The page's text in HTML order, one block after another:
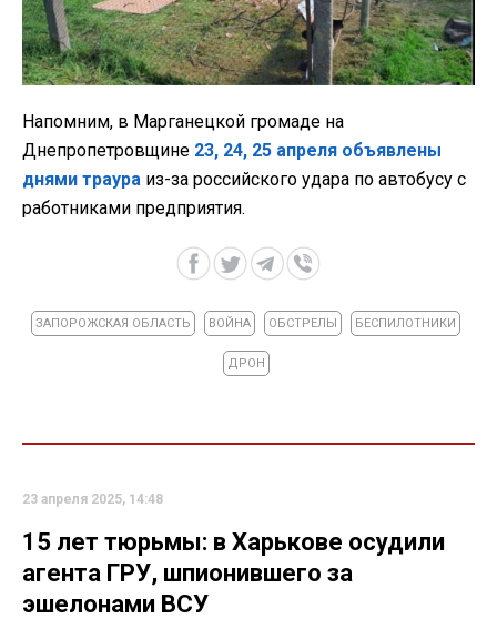
Напомним, в Марганецкой громаде на
Днепропетровщине 23, 24, 25 апреля объявлены
днями траура из-за российского удара по автобусу с
работниками предприятия.
ЗАПОРОЖСКАЯ ОБЛАСТЬ ВОЙНА ОБСТРЕЛЫ БЕСПИЛОТНИКИ
ДРОН
23 апреля 2025, 14:48
15 лет тюрьмы: в Харькове осудили
агента ГРУ, шпионившего за
эшелонами ВСУ